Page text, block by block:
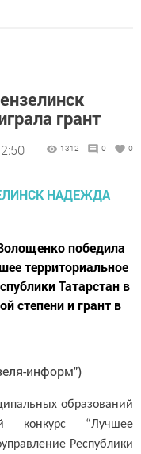
грант
1312 0 0
победила
территориальное
Татарстан в
степени и грант в
информ")
образований
конкурс “Лучшее
Республики